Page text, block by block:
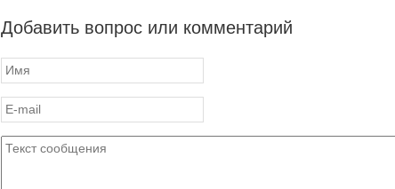
Добавить вопрос или комментарий